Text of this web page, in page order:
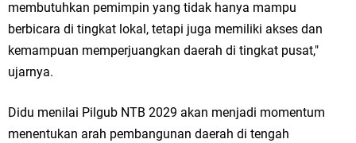
membutuhkan pemimpin yang tidak hanya mampu
berbicara di tingkat lokal, tetapi juga memiliki akses dan
kemampuan memperjuangkan daerah di tingkat pusat,"
ujarnya.
Didu menilai Pilgub NTB 2029 akan menjadi momentum
menentukan arah pembangunan daerah di tengah